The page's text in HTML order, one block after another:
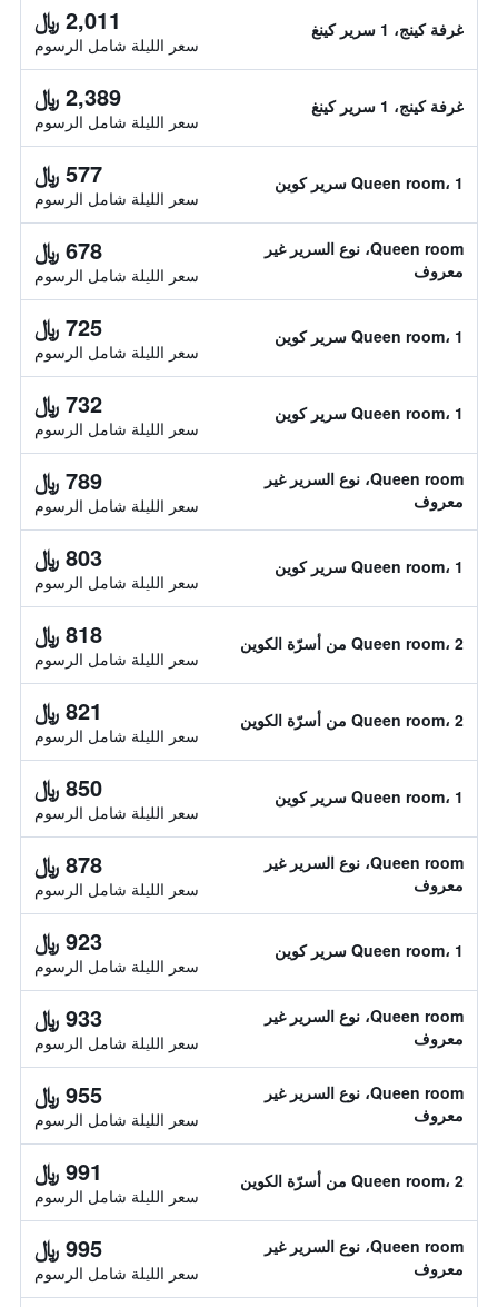
غرفة كينج، 1 سرير كينغ 2,011 ﷼
سعر الليلة شامل الرسوم
غرفة كينج، 1 سرير كينغ 2,389 ﷼
سعر الليلة شامل الرسوم
Queen room، 1 سرير كوين 577 ﷼
سعر الليلة شامل الرسوم
Queen room، نوع السرير غير
معروف
678 ﷼
سعر الليلة شامل الرسوم
Queen room، 1 سرير كوين 725 ﷼
سعر الليلة شامل الرسوم
Queen room، 1 سرير كوين 732 ﷼
سعر الليلة شامل الرسوم
Queen room، نوع السرير غير
معروف
789 ﷼
سعر الليلة شامل الرسوم
Queen room، 1 سرير كوين 803 ﷼
سعر الليلة شامل الرسوم
Queen room، 2 من أسرّة الكوين 818 ﷼
سعر الليلة شامل الرسوم
Queen room، 2 من أسرّة الكوين 821 ﷼
سعر الليلة شامل الرسوم
Queen room، 1 سرير كوين 850 ﷼
سعر الليلة شامل الرسوم
Queen room، نوع السرير غير
معروف
878 ﷼
سعر الليلة شامل الرسوم
Queen room، 1 سرير كوين 923 ﷼
سعر الليلة شامل الرسوم
Queen room، نوع السرير غير
معروف
933 ﷼
سعر الليلة شامل الرسوم
Queen room، نوع السرير غير
معروف
955 ﷼
سعر الليلة شامل الرسوم
Queen room، 2 من أسرّة الكوين 991 ﷼
سعر الليلة شامل الرسوم
Queen room، نوع السرير غير
معروف
995 ﷼
سعر الليلة شامل الرسوم